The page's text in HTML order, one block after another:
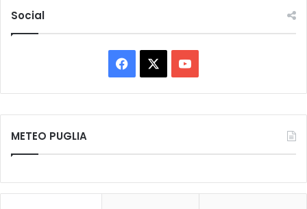
Social
a
c
o
u
METEO PUGLIA